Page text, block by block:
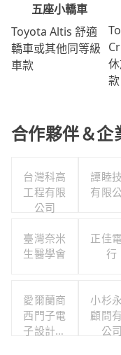
五座小轎車
Toyota Altis 舒適
轎車或其他同等級
車款
款
合作夥伴＆企
台灣科高
工程有限
公司
譚睦
有限
臺灣奈米
生醫學會
正佳
行
愛爾蘭商
西門子電
子設計自
小杉
顧問
公司